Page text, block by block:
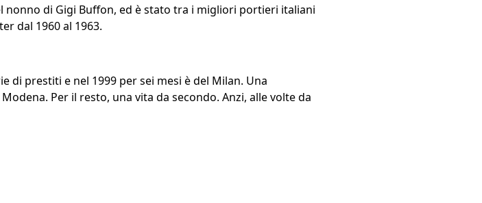
di Gigi Buffon, ed è stato tra i migliori portieri italiani
dal 1960 al 1963.
di prestiti e nel 1999 per sei mesi è del Milan. Una
Per il resto, una vita da secondo. Anzi, alle volte da